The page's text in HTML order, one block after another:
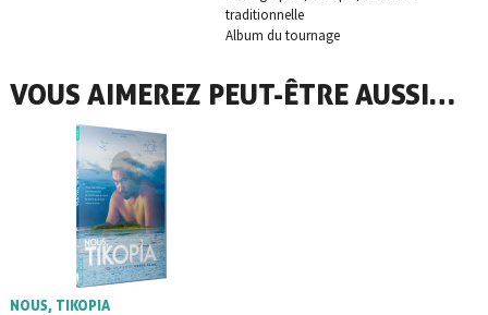
traditionnelle
Album du tournage
VOUS AIMEREZ PEUT-ÊTRE AUSSI…
NOUS, TIKOPIA